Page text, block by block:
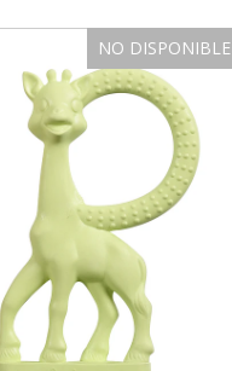
NO DISPONIBLE